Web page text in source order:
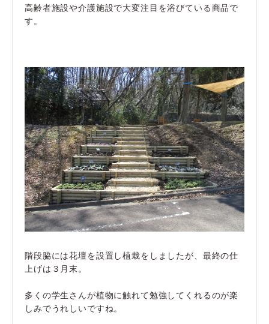
高齢者施設や介護施設で大変注目を浴びている商品で
す。
階段脇には花壇を設置し植栽をしましたが、最終の仕
上げは３月末。
多くの学生さんが植物に触れて勉強してくれるのが楽
しみでうれしいですね。